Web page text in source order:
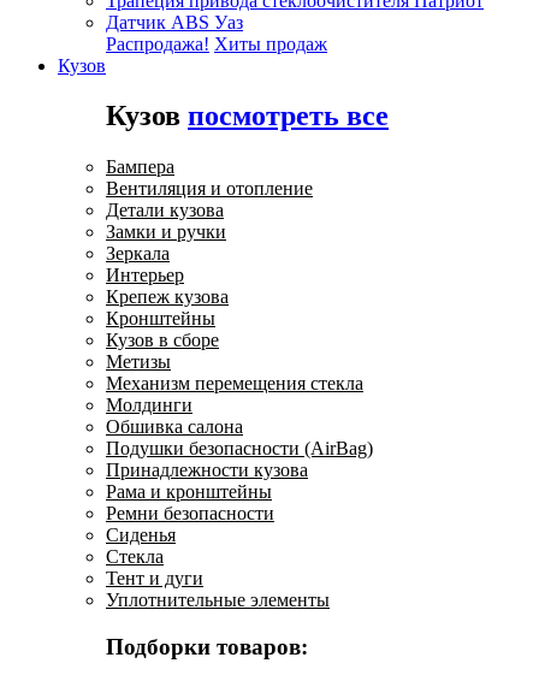
Датчик ABS Уаз
Распродажа! Хиты продаж
Кузов
Кузов посмотреть все
Бампера
Вентиляция и отопление
Детали кузова
Замки и ручки
Зеркала
Интерьер
Крепеж кузова
Кронштейны
Кузов в сборе
Метизы
Механизм перемещения стекла
Молдинги
Обшивка салона
Подушки безопасности (AirBag)
Принадлежности кузова
Рама и кронштейны
Ремни безопасности
Сиденья
Стекла
Тент и дуги
Уплотнительные элементы
Подборки товаров: